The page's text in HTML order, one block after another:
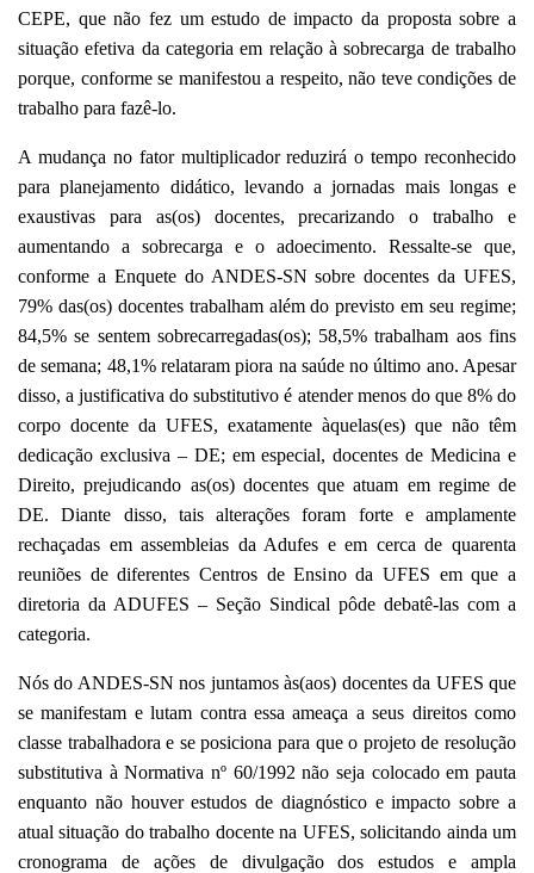
CEPE, que não fez um estudo de impacto da proposta sobre a
situação efetiva da categoria em relação à sobrecarga de trabalho
porque, conforme se manifestou a respeito, não teve condições de
trabalho para fazê-lo.
A mudança no fator multiplicador reduzirá o tempo reconhecido
para planejamento didático, levando a jornadas mais longas e
exaustivas para as(os) docentes,precarizando o trabalho e
aumentando a sobrecarga e o adoecimento. Ressalte-se que,
conforme a Enquete do ANDES-SN sobre docentes da UFES,
79% das(os) docentes trabalham além do previsto em seu regime;
84,5% se sentem sobrecarregadas(os); 58,5% trabalham aos fins
de semana; 48,1% relataram piora na saúde no último ano. Apesar
disso, a justificativa do substitutivo é atendermenos do que 8% do
corpo docente da UFES, exatamente àquelas(es) que não têm
dedicação exclusiva – DE; em especial, docentes de Medicina e
Direito, prejudicando as(os) docentes que atuam em regime de
DE. Diante disso, tais alterações foram forte e amplamente
rechaçadas em assembleias da Adufes e em cerca de quarenta
reuniões de diferentes Centros de Ensino da UFES em que a
diretoria da ADUFES – Seção Sindical pôde debatê-las com a
categoria.
Nós do ANDES-SN nos juntamos às(aos) docentes da UFES que
se manifestam e lutam contra essa ameaça a seus direitos como
classe trabalhadora e se posiciona para que o projeto de resolução
substitutiva à Normativa nº 60/1992 não seja colocado em pauta
enquanto não houver estudos de diagnóstico e impacto sobre a
atual situação do trabalho docente na UFES, solicitando ainda um
cronograma de ações de divulgação dos estudos e ampla